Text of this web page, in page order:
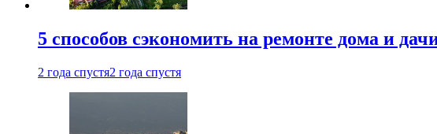
5 способов сэкономить на ремонте дома и
2 года спустя2 года спустя